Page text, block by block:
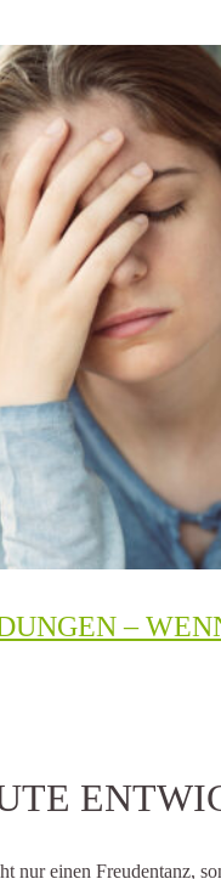
–
nur einen Freudentanz,